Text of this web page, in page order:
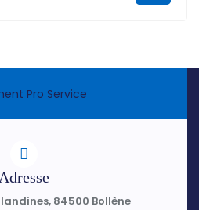
Adresse
84500 Bollène